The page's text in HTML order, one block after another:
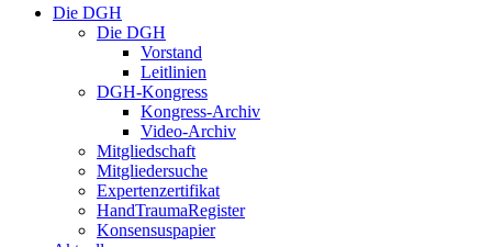
Close
Die DGH
Die DGH
Vorstand
Leitlinien
DGH-Kongress
Kongress-Archiv
Video-Archiv
Mitgliedschaft
Mitgliedersuche
Expertenzertifikat
HandTraumaRegister
Konsensuspapier